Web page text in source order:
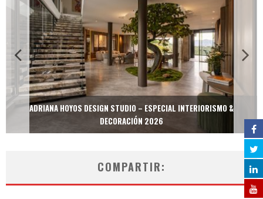
ADRIANA HOYOS DESIGN STUDIO – ESPECIAL INTERIORISMO &
DECORACIÓN 2026
COMPARTIR: